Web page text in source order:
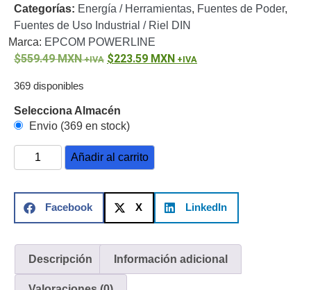
o
RefaccionesProbadores
de
VideoTransceptores
de Video
Conectores
Adaptador
a
RCA
Audio
VideoCable
Coaxial y
ConectoresCables
Armados -
CoaxialCategoría
5eFibra
Categorías: Energía / Herramientas, Fuentes de Poder,
Fuentes de Uso Industrial / Riel DIN
Marca: EPCOM POWERLINE
559.49MXN 223.59 MXN
369 disponibles
Selecciona Almacén
Envio (369 en stock)
Añadir al carrito
Facebook X LinkedIn
Descripción Información adicional